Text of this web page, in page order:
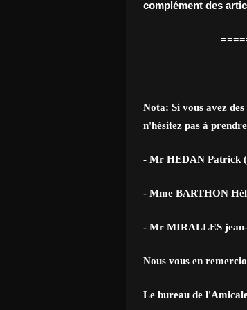
complément des
Nota: Si vous avez
n'hésitez pas à
- Mr HEDAN Patrick
- Mme BARTHON
- Mr MIRALLES jean-
Nous vous en
Le bureau de